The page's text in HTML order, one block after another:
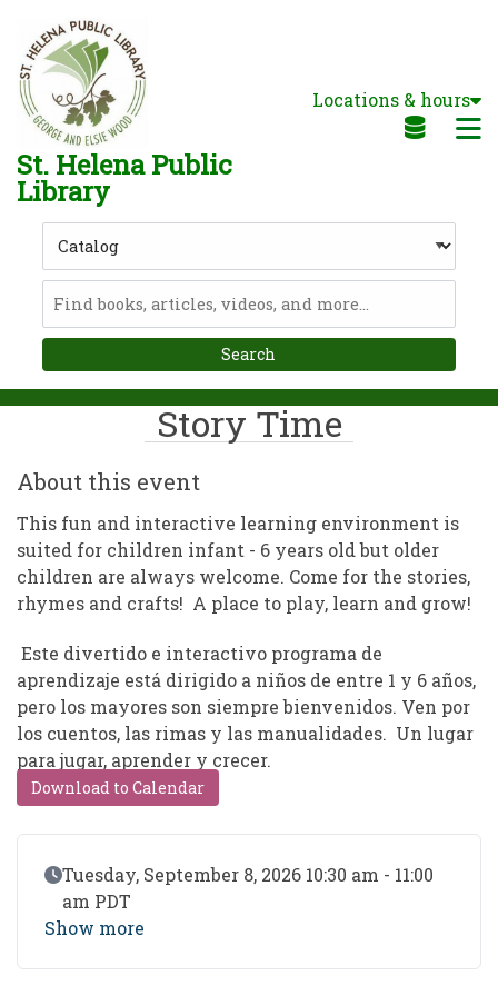
Skip to main navigation
Skip to search bar
Skip to main content
Skip to footer
St. Helena Public
Library
Locations & hours
Type
Story Time
About this event
This fun and interactive learning environment is
suited for children infant - 6 years old but older
children are always welcome. Come for the stories,
rhymes and crafts! A place to play, learn and grow!
Este divertido e interactivo programa de
aprendizaje está dirigido a niños de entre 1 y 6 años,
pero los mayores son siempre bienvenidos. Ven por
los cuentos, las rimas y las manualidades. Un lugar
para jugar, aprender y crecer.
Download to Calendar
Event Date
Tuesday, September 8, 2026 10:30 am - 11:00
am PDT
Show more